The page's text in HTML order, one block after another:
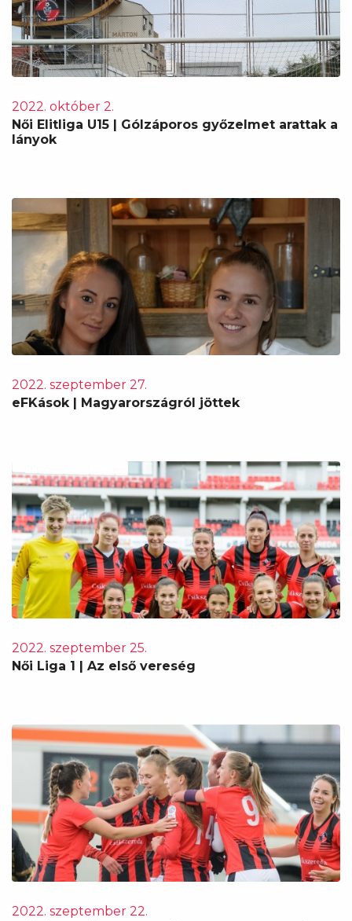
2022. október 2.
Női Elitliga U15 | Gólzáporos győzelmet arattak a
lányok
2022. szeptember 27.
eFKások | Magyarországról jöttek
2022. szeptember 25.
Női Liga 1 | Az első vereség
2022. szeptember 22.